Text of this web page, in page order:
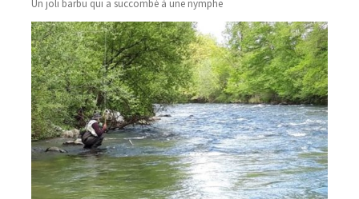
Un joli barbu qui a succombé à une nymphe